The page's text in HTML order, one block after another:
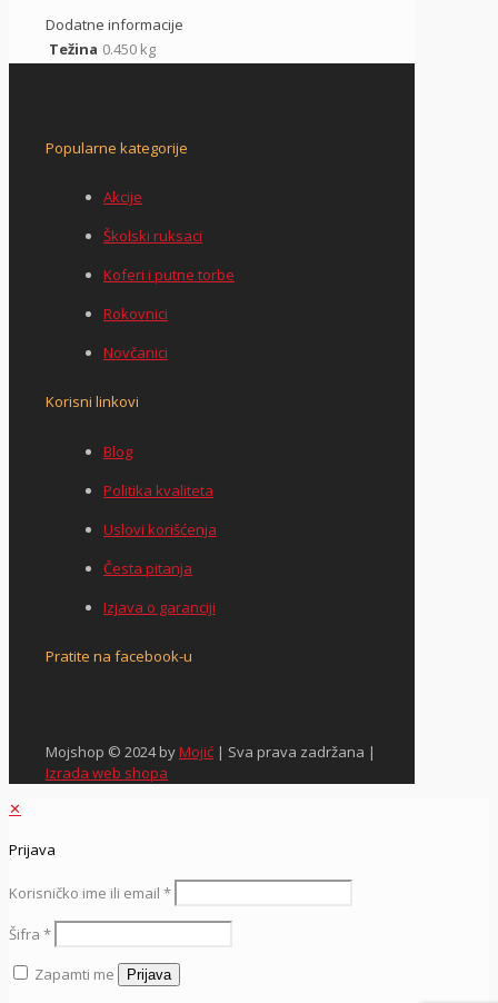
Dodatne informacije
Težina 0.450 kg
Popularne kategorije
Akcije
Školski ruksaci
Koferi i putne torbe
Rokovnici
Novčanici
Korisni linkovi
Blog
Politika kvaliteta
Uslovi korišćenja
Česta pitanja
Izjava o garanciji
Pratite na facebook-u
Mojshop © 2024 byMojić | Sva prava zadržana |
Izrada web shopa
✕
Prijava
Korisničko ime ili email *
Šifra *
Zapamti me
Prijava